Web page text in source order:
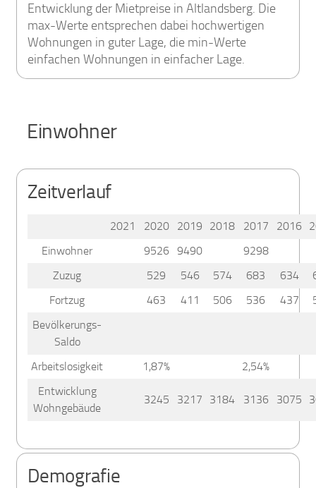
Entwicklung der Mietpreise in Altlandsberg. Die
max-Werte entsprechen dabei hochwertigen
Wohnungen in guter Lage, die min-Werte
einfachen Wohnungen in einfacher Lage.
Einwohner
Zeitverlauf
2021 2020 2019 2018 2017 2016
Einwohner
9526 9490
9298
Zuzug
529 546 574 683 634
Fortzug
463 411 506 536 437
Bevölkerungs-
Saldo
Arbeitslosigkeit
1,87%
2,54%
Entwicklung
Wohngebäude
3245 3217 3184 3136 3075
Demografie